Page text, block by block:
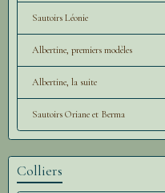
Sautoirs Léonie
Albertine, premiers modèles
Albertine, la suite
Sautoirs Oriane et Berma
Colliers